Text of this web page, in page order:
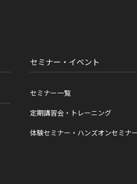
セミナー・イベント
セミナー一覧
定期講習会・トレーニング
体験セミナー・ハンズオンセミナ